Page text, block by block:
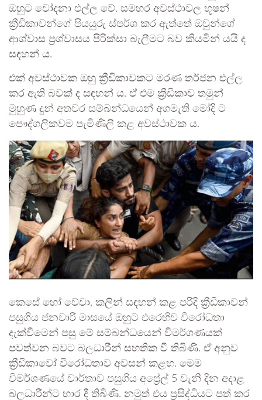
ඔහුට චෝදනා එල්ල වේ. සමහර අවස්ථාවල භූෂන්
ක්‍රීඩිකාවන්ගේ පියයුරු ස්පර්ශ කර ඇත්තේ ඔවුන්ගේ
ආශ්වාස ප්‍රශ්වාසය පිරික්සා බැලීමට බව කියමින් යයි ද
සඳහන් ය.
එක් අවස්ථාවක ඔහු ක්‍රීඩිකාවකට මරණ තර්ජන එල්ල
කර ඇති බවක් ද සඳහන් ය. ඒ එම ක්‍රීඩිකාව තමුන්
මුහුණ දුන් අතවර සම්බන්ධයෙන් අගමැති මෝදි ට
පෞද්ගලිකවම පැමිණිලි කළ අවස්ථාවක ය.
කෙසේ හෝ වේවා, කලින් සඳහන් කළ පරිදි ක්‍රීඩිකාවන්
පසුගිය ජනවාරි මාසයේ ඔහුට එරෙහිව විරෝධතා
දැක්වීමෙන් පසු මේ සම්බන්ධයෙන් විමර්ශණයක්
පවත්වන බවට බලධාරීන් සහතික වී තිබිණි. ඒ අනුව
ක්‍රීඩිකාවෝ විරෝධතාව අවසන් කළහ. මෙම
විමර්ශණයේ වාර්තාව පසුගිය අප්‍රේල් 5 වැනි දින අදාළ
බලධාරීන්ට භාර දී තිබිණි. නමුත් එය ප්‍රසිද්ධියට පත් කර